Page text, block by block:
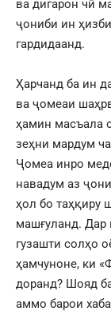
ва дигарон чӣ
ҷониби ин
гардидаанд.
Ҳарчанд ба ин
ва ҷомеаи
ҳамин масъала
зеҳни мардум
Ҷомеа инро
навадум аз
ҳол бо таҳқиру
машғуланд. Дар
гузашти солҳо
ҳамчуноне, ки
доранд? Шояд
аммо барои